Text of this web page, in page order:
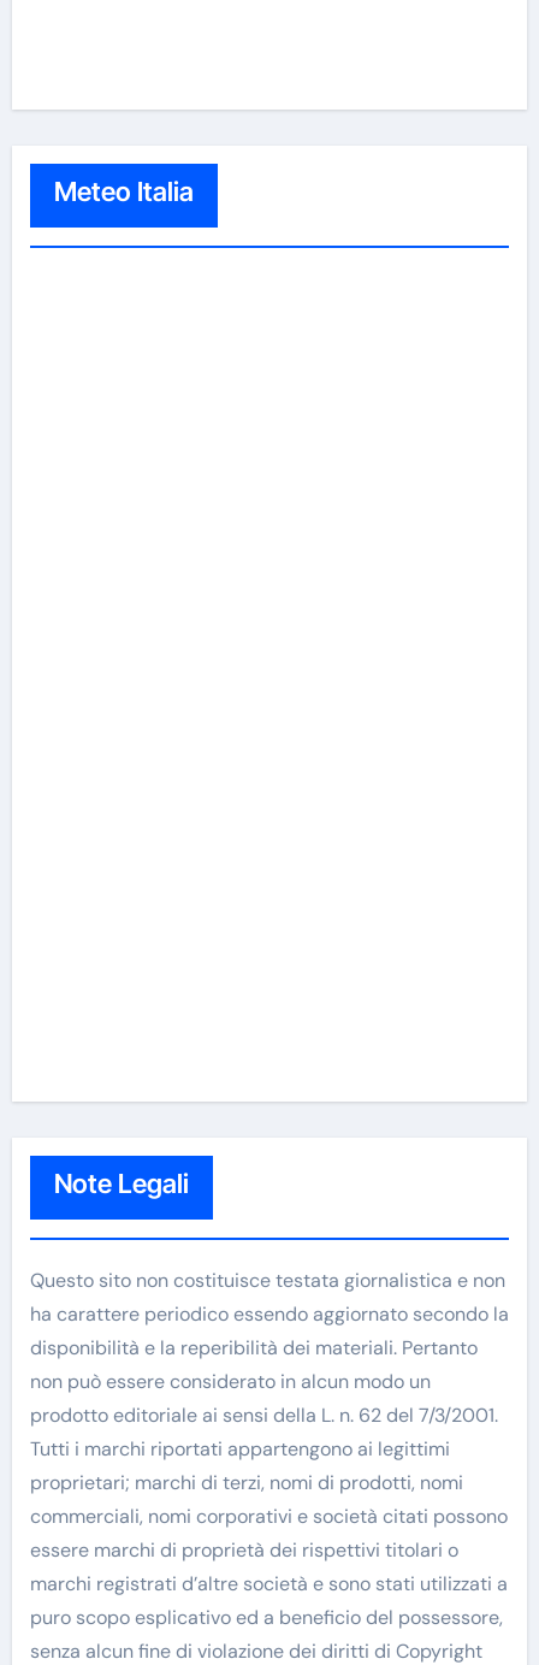
Meteo Italia
Note Legali
Questo sito non costituisce testata giornalistica e non
ha carattere periodico essendo aggiornato secondo la
disponibilità e la reperibilità dei materiali. Pertanto
non può essere considerato in alcun modo un
prodotto editoriale ai sensi della L. n. 62 del 7/3/2001.
Tutti i marchi riportati appartengono ai legittimi
proprietari; marchi di terzi, nomi di prodotti, nomi
commerciali, nomi corporativi e società citati possono
essere marchi di proprietà dei rispettivi titolari o
marchi registrati d’altre società e sono stati utilizzati a
puro scopo esplicativo ed a beneficio del possessore,
senza alcun fine di violazione dei diritti di Copyright